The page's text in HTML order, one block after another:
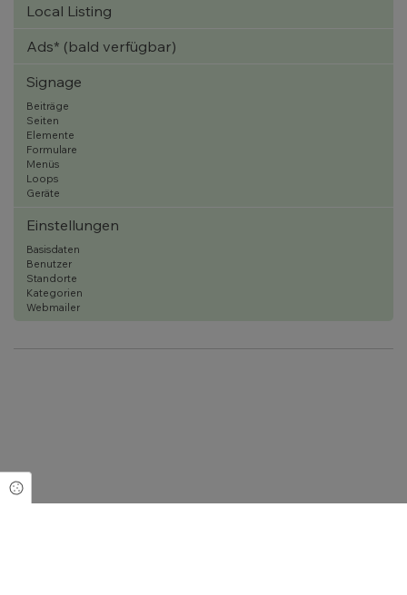
Local Listing
Ads* (bald verfügbar)
Signage
Beiträge
Seiten
Elemente
Formulare
Menüs
Loops
Geräte
Einstellungen
Basisdaten
Benutzer
Standorte
Kategorien
Webmailer